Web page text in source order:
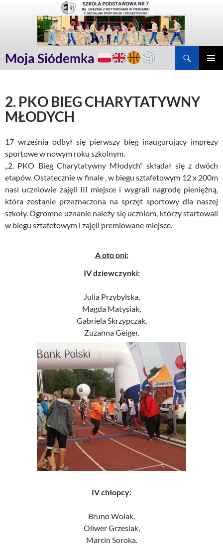
Moja Siódemka
2. PKO BIEG CHARYTATYWNY
MŁODYCH
17 września odbył się pierwszy bieg inaugurujący imprezy
sportowe w nowym roku szkolnym.
„2. PKO Bieg Charytatywny Młodych” składał się z dwóch
etapów. Ostatecznie w finale , w biegu sztafetowym 12 x 200m
nasi uczniowie zajęli III miejsce i wygrali nagrodę pieniężną,
która zostanie przeznaczona na sprzęt sportowy dla naszej
szkoły. Ogromne uznanie należy się uczniom, którzy startowali
w biegu sztafetowym i zajęli premiowane miejsce.
A oto oni:
IV dziewczynki:
Julia Przybylska,
Magda Matysiak,
Gabriela Skrzypczak,
Zuzanna Geiger.
IV chłopcy:
Bruno Wolak,
Oliwer Grzesiak,
Marcin Soroka.